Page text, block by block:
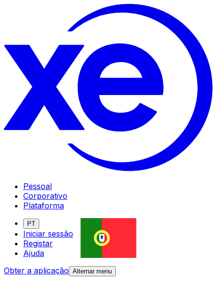
Pessoal
Corporativo
Plataforma
PT
Iniciar sessão
Registar
Ajuda
Obter a aplicação Alternar menu